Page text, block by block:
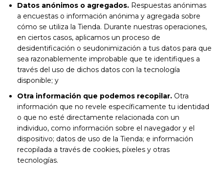
Datos anónimos o agregados. Respuestas anónimas
a encuestas o información anónima y agregada sobre
cómo se utiliza la Tienda. Durante nuestras operaciones,
en ciertos casos, aplicamos un proceso de
desidentificación o seudonimización a tus datos para que
sea razonablemente improbable que te identifiques a
través del uso de dichos datos con la tecnología
disponible; y
Otra información que podemos recopilar. Otra
información que no revele específicamente tu identidad
o que no esté directamente relacionada con un
individuo, como información sobre el navegador y el
dispositivo; datos de uso de la Tienda; e información
recopilada a través de cookies, píxeles y otras
tecnologías.